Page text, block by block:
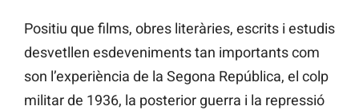
Positiu que films, obres literàries, escrits i estudis
desvetllen esdeveniments tan importants com
son l’experiència de la Segona República, el colp
militar de 1936, la posterior guerra i la repressió